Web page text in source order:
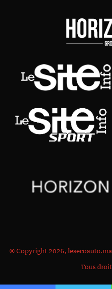
© Copyright 2026,
Tous